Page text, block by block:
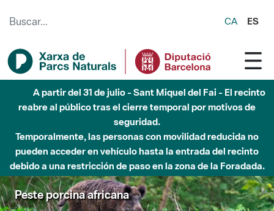
CA ES
A partir del 31 de julio - Sant Miquel del Fai - El recinto
reabre al público tras el cierre temporal por motivos de
seguridad.
Temporalmente, las personas con movilidad reducida no
pueden acceder en vehículo hasta la entrada del recinto
debido a una restricción de paso en la zona de la Foradada.
Peste porcina africana